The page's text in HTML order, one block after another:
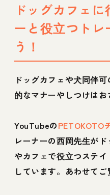
ドッグカフェ
ーと役立つトレ
う！
ドッグカフェや犬同伴
的なマナーやしつけはお
YouTubeのPETOKOTO
レーナーの西岡先生が
やカフェで役立つステ
しています。あわせてご